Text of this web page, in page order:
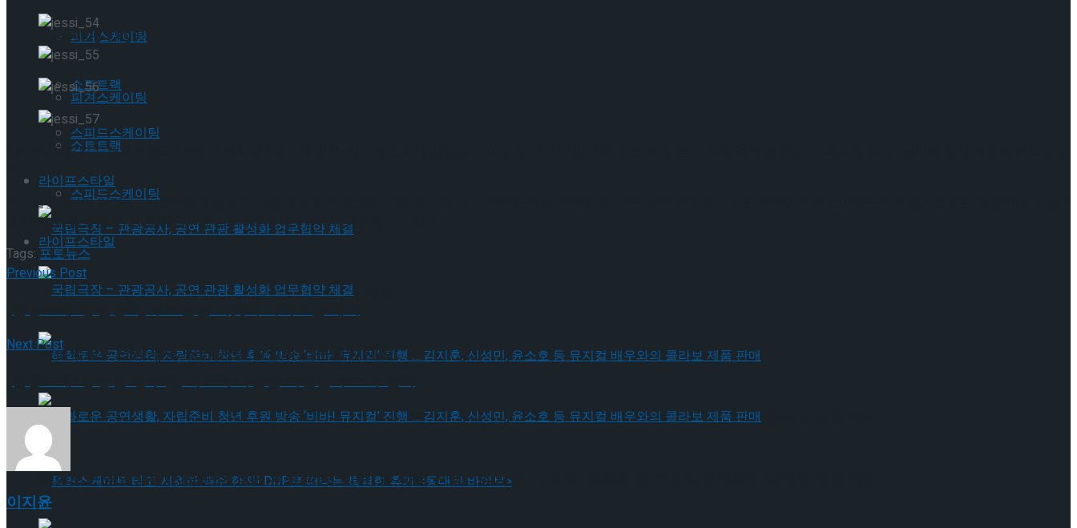
피겨스케이팅
쇼트트랙
스피드스케이팅
라이프스타일
국립극장 – 관광공사, 공연 관광 활성화 업무협약 체결
혜화로운 공연생활, 자립준비 청년 후원 방송 ‘비바! 뮤지컬’ 진행 … 김지훈, 신성민, 윤소호 등 뮤지컬 배우와의 콜라보 제품 판매
Trending Tags
피겨스케이팅
쇼트트랙
스피드스케이팅
라이프스타일
국립극장 – 관광공사, 공연 관광 활성화 업무협약 체결
혜화로운 공연생활, 자립준비 청년 후원 방송 ‘비바! 뮤지컬’ 진행 … 김지훈, 신성민, 윤소호 등 뮤지컬 배우와의 콜라보 제품 판매
9월 7일 목요일 드림아트센터 3관에서 뮤지컬 <제시의 일기>의 프레스콜이 진행됐다. 이날 제시 역의 임강희, 우조 역의 정민, 선화 역의 정우연이 <제시의 일기> 넘버에 맞춰 열연을 펼치고 있
뮤지컬 <제시의 일기>는 독립운동가 양우조, 최선화 부부가 중국에서 딸 ‘제시’를 낳고 1938년부터 1946년까지 8년간의 생활을 기록한 육아일기를 모아놓은 책을 원작으로한 작품이다. 지난 8
월 29일 막을 올린 후, 10월 29일까지 드림아트센터 3관에서 공연을 이어간다.
Tags: 포토뉴스
Previous Post
Next Post
[현장스케치] 정민-정우연, 서로의 마음을 확인한 우조와 선화
이지윤